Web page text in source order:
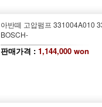
아반떼 고압펌프 331004A010
BOSCH-
판매가격 : 1,144,000 won